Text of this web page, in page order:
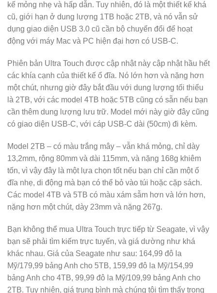
kế mỏng nhẹ và hấp dẫn. Tuy nhiên, đó là một thiết kế khá
cũ, giới hạn ở dung lượng 1TB hoặc 2TB, và nó vẫn sử
dụng giao diện USB 3.0 cũ cần bộ chuyển đổi để hoạt
động với máy Mac và PC hiện đại hơn có USB-C.
Phiên bản Ultra Touch được cập nhật này cập nhật hầu hết
các khía cạnh của thiết kế ổ đĩa. Nó lớn hơn và nặng hơn
một chút, nhưng giờ đây bắt đầu với dung lượng tối thiểu
là 2TB, với các model 4TB hoặc 5TB cũng có sẵn nếu bạn
cần thêm dung lượng lưu trữ. Model mới này giờ đây cũng
có giao diện USB-C, với cáp USB-C dài (50cm) đi kèm.
Model 2TB – có màu trắng mây – vẫn khá mỏng, chỉ dày
13,2mm, rộng 80mm và dài 115mm, và nặng 168g khiêm
tốn, vì vậy đây là một lựa chọn tốt nếu bạn chỉ cần một ổ
đĩa nhẹ, di động mà bạn có thể bỏ vào túi hoặc cặp sách.
Các model 4TB và 5TB có màu xám sẫm hơn và lớn hơn,
nặng hơn một chút, dày 23mm và nặng 267g.
Bạn không thể mua Ultra Touch trực tiếp từ Seagate, vì vậy
bạn sẽ phải tìm kiếm trực tuyến, và giá dường như khá
khác nhau. Giá của Seagate như sau: 164,99 đô la
Mỹ/179,99 bảng Anh cho 5TB, 159,99 đô la Mỹ/154,99
bảng Anh cho 4TB, 99,99 đô la Mỹ/109,99 bảng Anh cho
2TB. Tuy nhiên, giá trung bình mà chúng tôi tìm thấy trong